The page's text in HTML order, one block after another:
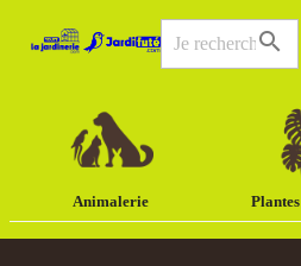
search
Animalerie